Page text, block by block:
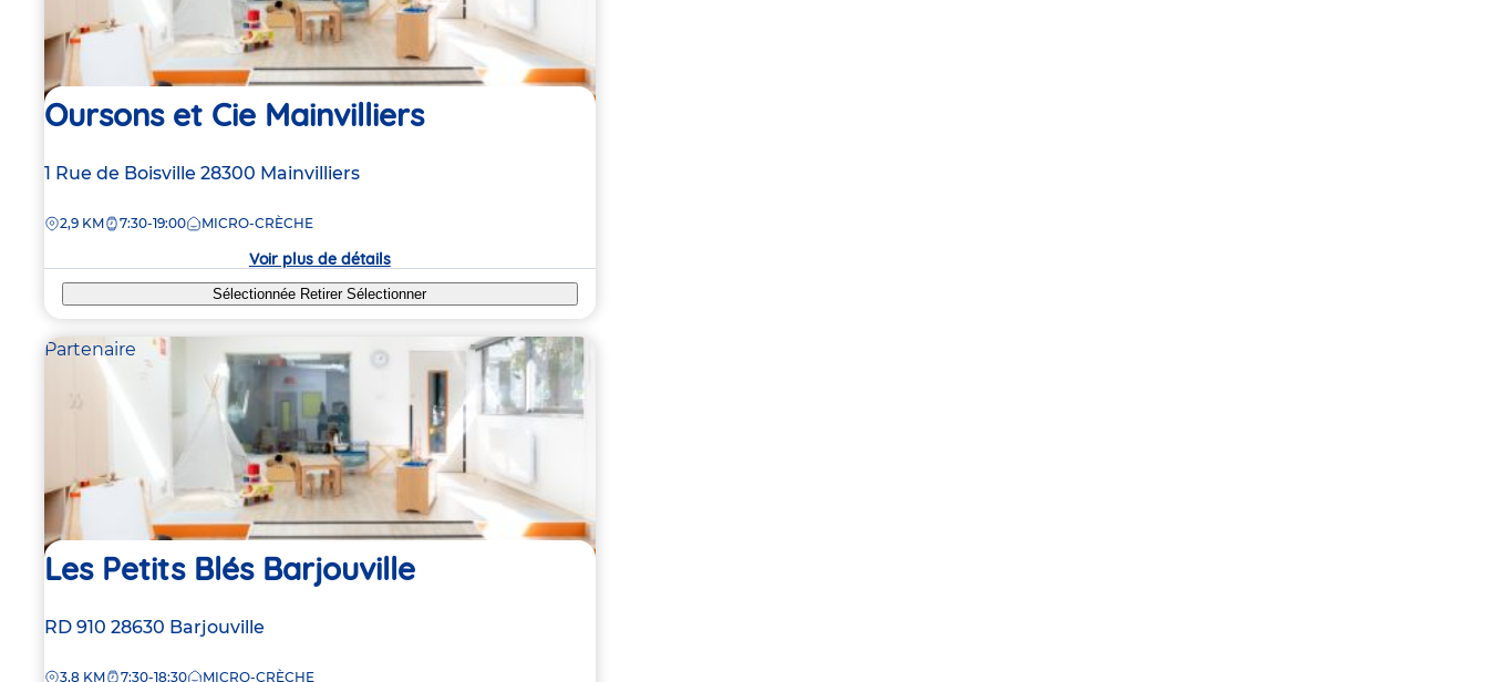
Oursons et Cie Mainvilliers
Adresse
la
1 Rue de Boisville 28300 Mainvilliers
DISTANCE
2,9 KM 7:30-19:00 MICRO-CRÈCHE
Voir plus de détails
Sélectionnée RetirerSélectionner
Partenaire
Les Petits Blés Barjouville
Adresse
RD 910 28630 Barjouville
DISTANCE
3,8 KM 7:30-18:30 MICRO-CRÈCHE